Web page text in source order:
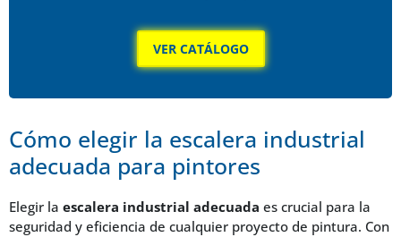
VER CATÁLOGO
Cómo elegir la escalera industrial
adecuada para pintores
Elegir la escalera industrial adecuada es crucial para la
seguridad y eficiencia de cualquier proyecto de pintura. Con